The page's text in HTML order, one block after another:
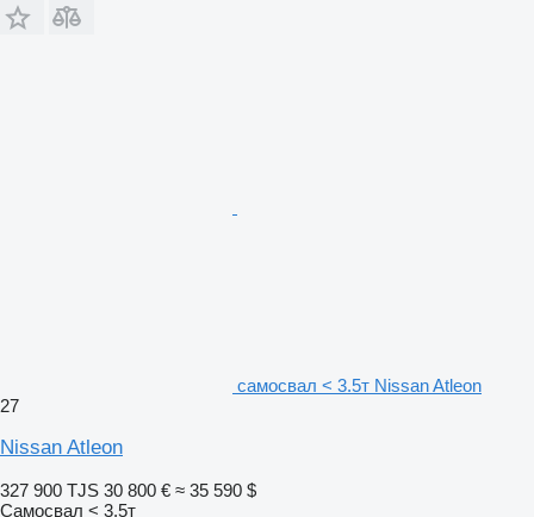
самосвал < 3.5т Nissan Atleon
27
Nissan Atleon
327 900 TJS 30 800 € ≈ 35 590 $
Самосвал < 3.5т